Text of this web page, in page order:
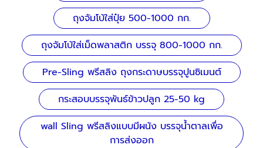
ถุงจัมโบ้ใส่ปุ๋ย 500-1000 กก.
ถุงจัมโบ้ใส่เม็ดพลาสติก บรรจุ 800-1000 กก.
Pre-Sling พรีสลิง ถุงกระดาษบรรจุปูนซิเมนต์
กระสอบบรรจุพันธ์ข้าวปลูก 25-50 kg
wall Sling พรีสลิงแบบมีผนัง บรรจุน้ำตาลเพื่อ
การส่งออก